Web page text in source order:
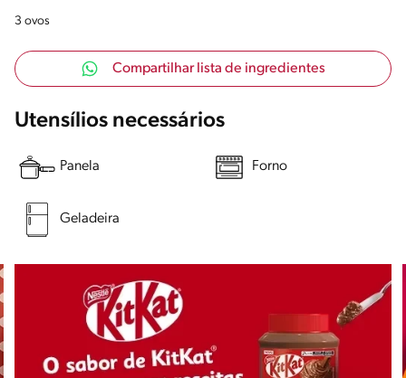
3 ovos
Compartilhar lista de ingredientes
Utensílios necessários
Panela Forno
Geladeira